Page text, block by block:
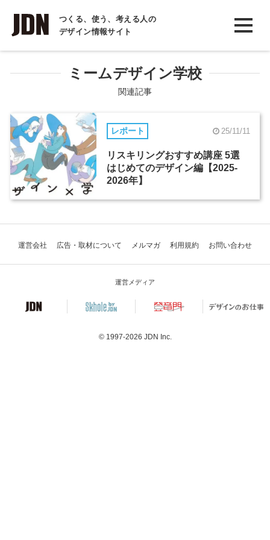
つくる、使う、考える人の
デザイン情報サイト
INTERVIEW
インタビュー
REPORT
COLUMN
コラム
ミームデザイン学校
関連記事
レポート 25/11/11
リスキリングおすすめ講座 5選
はじめてのデザイン編【2025-
2026年】
運営会社 広告・取材について メルマガ 利用規約 お問い合わせ
運営メディア
© 1997-2026 JDN Inc.